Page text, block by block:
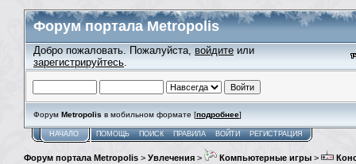
Форум портала Metropolis
Добро пожаловать. Пожалуйста, войдите или
зарегистрируйтесь.
Форум Metropolis в мобильном формате [подробнее]
НАЧАЛО ПОМОЩЬ ПОИСК ПРАВИЛА ВОЙТИ РЕГИСТРАЦИЯ
Форум портала Metropolis > Увлечения > Компьютерные игры >